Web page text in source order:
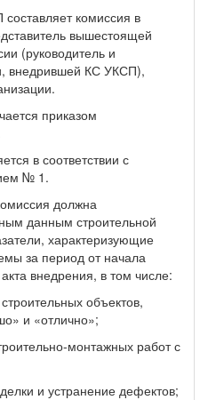
комиссия в
вышестоящей
(руководитель и
внедрившей КС УКСП),
приказом
в соответствии с
№ 1.
должна
данным строительной
характеризующие
за период от начала
внедрения, в том числе:
объектов,
и «отлично»;
монтажных работ с
и устранение дефектов;